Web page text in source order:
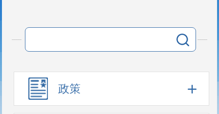
政策